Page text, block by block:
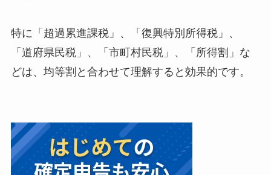
特に「超過累進課税」、「復興特別所得税」、
「道府県民税」、「市町村民税」、「所得割」な
どは、均等割と合わせて理解すると効果的です。